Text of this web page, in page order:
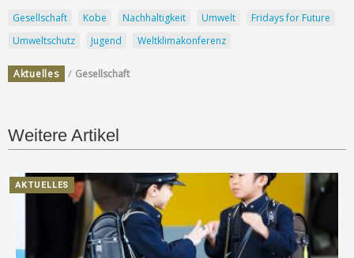
Gesellschaft Kobe Nachhaltigkeit Umwelt
Fridays for Future
Umweltschutz
Jugend Weltklimakonferenz
Aktuelles / Gesellschaft
Weitere Artikel
AKTUELLES